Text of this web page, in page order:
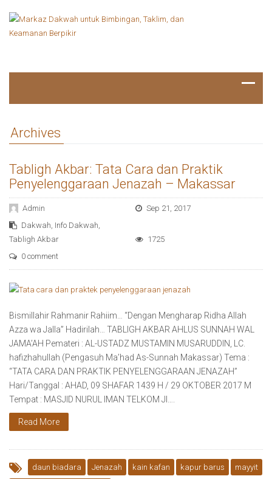
Archives
Tabligh Akbar: Tata Cara dan Praktik
Penyelenggaraan Jenazah – Makassar
Admin
Sep 21, 2017
Dakwah, Info Dakwah,
Tabligh Akbar
1725
0 comment
Bismillahir Rahmanir Rahiim… “Dengan Mengharap Ridha Allah
Azza wa Jalla” Hadirilah… TABLIGH AKBAR AHLUS SUNNAH WAL
JAMA’AH Pemateri : AL-USTADZ MUSTAMIN MUSARUDDIN, LC.
hafizhahullah (Pengasuh Ma’had As-Sunnah Makassar) Tema :
“TATA CARA DAN PRAKTIK PENYELENGGARAAN JENAZAH”
Hari/Tanggal : AHAD, 09 SHAFAR 1439 H / 29 OKTOBER 2017 M
Tempat : MASJID NURUL IMAN TELKOM Jl….
Read More
daun biadara Jenazah kain kafan kapur barus mayyit